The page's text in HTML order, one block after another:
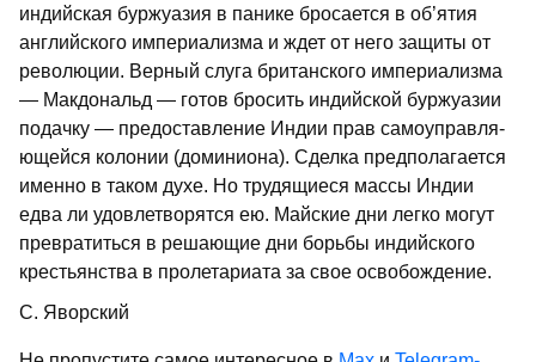
индийская буржуазия в панике бросается в об’ятия
английского импери­ализма и ждет от него защиты от
рево­люции. Верный слуга британского импе­риализма
— Макдональд — готов бро­сить индийской буржуазии
подачку — предоставление Индии прав самоуправля­
ющейся колонии (доминиона). Сделка предполагается
именно в таком духе. Но трудящиеся массы Индии
едва ли удов­летворятся ею. Майские дни легко могут
превратиться в решающие дни борьбы индийского
крестьянства в пролетариата за свое освобождение.
С. Яворский